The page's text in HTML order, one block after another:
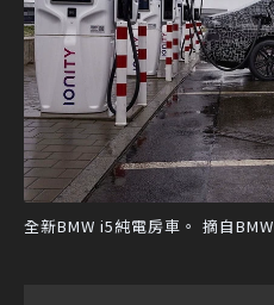
全新BMW i5純電房車。 摘自BMW